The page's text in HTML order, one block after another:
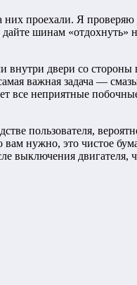
проехали. Я проверяю
шинам «отдохнуть»
внутри двери со
важная задача —
все неприятные
пользователя,
нужно, это чистое
выключения двигателя,